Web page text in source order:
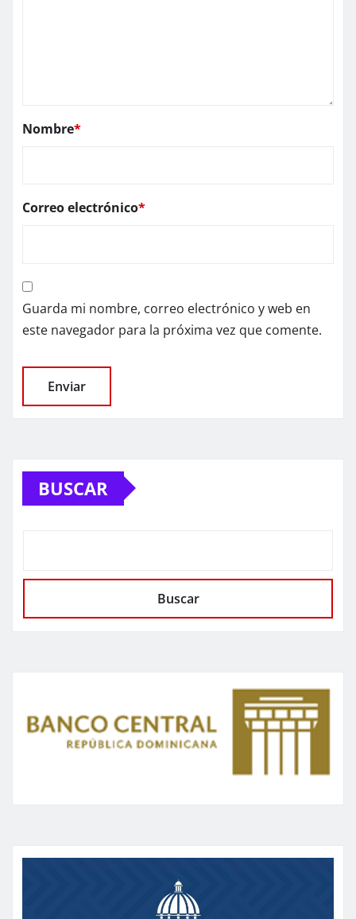
Nombre*
Correo electrónico*
Guarda mi nombre, correo electrónico y web en
este navegador para la próxima vez que comente.
BUSCAR
Buscar